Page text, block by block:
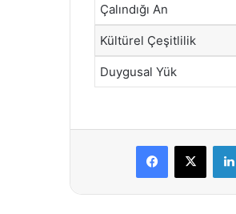
Çalındığı An
Kültürel Çeşitlilik
Duygusal Yük
Facebook
X